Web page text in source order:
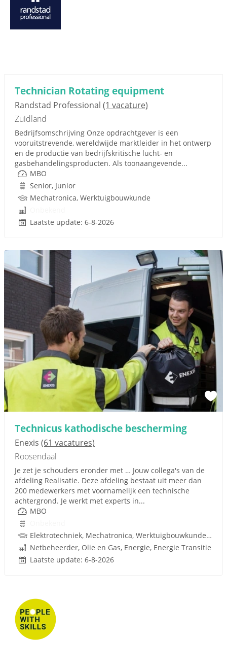
Technician Rotating equipment
Randstad Professional (1 vacature)
Zuidland
Bedrijfsomschrijving Onze opdrachtgever is een
vooruitstrevende, wereldwijde marktleider in het ontwerp
en de productie van bedrijfskritische lucht- en
gasbehandelingsproducten. Als toonaangevende...
MBO
Senior, Junior
Mechatronica, Werktuigbouwkunde
Laatste update: 6-8-2026
Technicus kathodische bescherming
Enexis (61 vacatures)
Roosendaal
Je zet je schouders eronder met … Jouw collega's van de
afdeling Realisatie. Deze afdeling bestaat uit meer dan
200 medewerkers met voornamelijk een technische
achtergrond. Je werkt met experts in...
MBO
Elektrotechniek, Mechatronica, Werktuigbouwkunde, Energienetten, Rijbewijs
Netbeheerder, Olie en Gas, Energie, Energie Transitie
Laatste update: 6-8-2026